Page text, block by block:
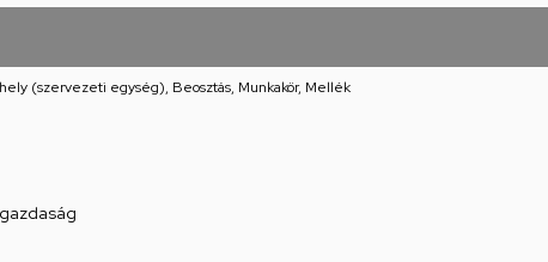
(szervezeti egység), Beosztás, Munkakör, Mellék